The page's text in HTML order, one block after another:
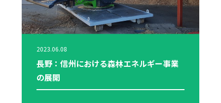
2023.06.08
長野：信州における森林エネルギー事業
の展開